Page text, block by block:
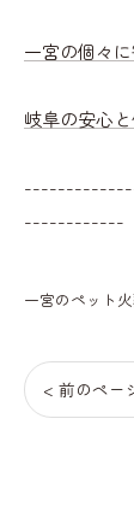
一宮の個々
岐阜の安心
------------
一宮のペット
< 前のペー